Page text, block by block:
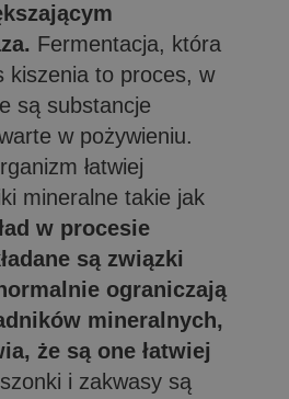
Fermentacja, która
kiszenia to proces, w
są substancje
w pożywieniu.
łatwiej
mineralne takie jak
w procesie
są związki
ograniczają
mineralnych,
że są one łatwiej
i zakwasy są